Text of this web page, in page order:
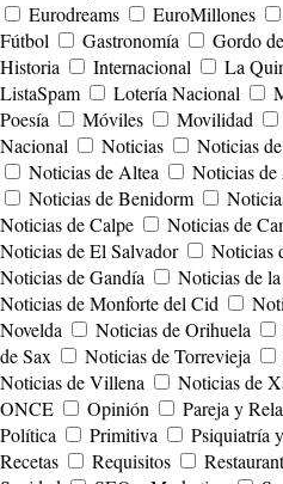
Eurodreams
EuroMillones
Fútbol
Gastronomía Gordo
Historia
Internacional La
ListaSpam
Lotería Nacional
Poesía
Móviles Movilidad
Nacional
Noticias Noticias
Noticias de Altea
Noticias
Noticias de Benidorm
Noticias de Calpe
Noticias de
Noticias de El Salvador
Noticias
Noticias de Gandía
Noticias de
Noticias de Monforte del Cid
Novelda
Noticias de Orihuela
de Sax
Noticias de Torrevieja
Noticias de Villena
Noticias de
ONCE
Opinión Pareja y
Política
Primitiva Psiquiatría
Recetas
Requisitos